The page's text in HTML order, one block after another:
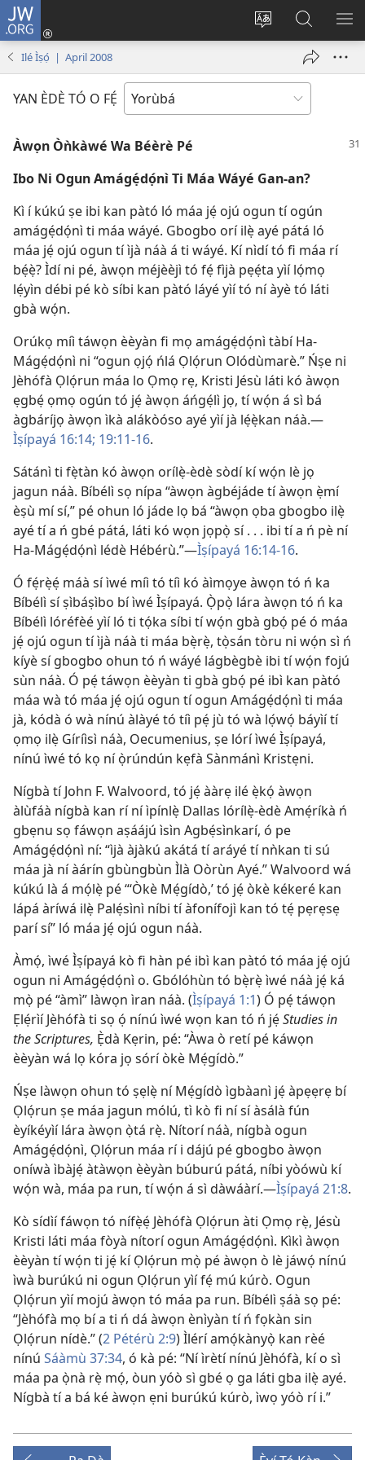
JW.ORG
Yí
pa
Wọlé
(opens
Wa
JW.ORG
Ilé Ìṣọ́ | April 2008
YAN ÈDÈ TÓ O FẸ́
Àwọn Òǹkàwé Wa Béèrè Pé
Ibo Ni Ogun Amágẹ́dọ́nì Ti Máa Wáyé Gan-an?
Kì í kúkú ṣe ibi kan pàtó ló máa jẹ́ ojú ogun tí ogún
amágẹ́dọ́nì ti máa wáyé. Gbogbo orí ilẹ̀ ayé pátá ló
máa jẹ́ ojú ogun tí ìjà náà á ti wáyé. Kí nìdí tó fi máa rí
bẹ́ẹ̀? Ìdí ni pé, àwọn méjèèjì tó fẹ́ fìjà pẹẹ́ta yìí lọ́mọ
lẹ́yìn débi pé kò síbi kan pàtó láyé yìí tó ní àyè tó láti
gbà wọ́n.
Orúkọ míì táwọn èèyàn fi mọ amágẹ́dọ́nì tàbí Ha-
Mágẹ́dọ́nì ni “ogun ọjọ́ ńlá Ọlọ́run Olódùmarè.” Ńṣe ni
Jèhófà Ọlọ́run máa lo Ọmọ rẹ, Kristi Jésù láti kó àwọn
ẹgbẹ́ ọmọ ogún tó jẹ́ àwọn áńgẹ́lì jọ, tí wọ́n á sì bá
àgbáríjọ àwọn ìkà alákòóso ayé yìí jà lẹ́ẹ̀kan náà.—
Ìṣípayá 16:14; 19:11-16.
Sátánì ti fẹ̀tàn kó àwọn orílẹ̀-èdè sòdí kí wọ́n lè jọ
jagun náà. Bíbélì sọ nípa “àwọn àgbéjáde tí àwọn ẹ̀mí
èṣù mí sí,” pé ohun ló jáde lọ bá “àwọn ọba gbogbo ilẹ̀
ayé tí a ń gbé pátá, láti kó wọn jọpọ̀ sí . . . ibi tí a ń pè ní
Ha-Mágẹ́dọ́nì lédè Hébérù.”—Ìṣípayá 16:14-16.
Ó fẹ́rẹ̀ẹ́ máà sí ìwé míì tó tíì kó àìmọye àwọn tó ń ka
Bíbélì sí ṣìbáṣìbo bí ìwé Ìṣípayá. Ọ̀pọ̀ lára àwọn tó ń ka
Bíbélì lóréfèé yìí ló ti tọ́ka síbi tí wọ́n gbà gbọ́ pé ó máa
jẹ́ ojú ogun tí ìjà náà ti máa bẹ̀rẹ̀, tọ̀sán tòru ni wọ́n sì ń
kíyè sí gbogbo ohun tó ń wáyé lágbègbè ibi tí wọ́n fojú
sùn náà. Ó pẹ́ táwọn èèyàn ti gbà gbọ́ pé ibì kan pàtó
máa wà tó máa jẹ́ ojú ogun tí ogun Amágẹ́dọ́nì ti máa
jà, kódà ó wà nínú àlàyé tó tíì pẹ́ jù tó wà lọ́wọ́ báyìí tí
ọmọ ilẹ̀ Gíríìsì náà, Oecumenius, ṣe lórí ìwé Ìṣípayá,
nínú ìwé tó kọ ní ọ̀rúndún kẹfà Sànmánì Kristẹni.
Nígbà tí John F. Walvoord, tó jẹ́ ààrẹ ilé ẹ̀kọ́ àwọn
àlùfáà nígbà kan rí ní ìpínlẹ̀ Dallas lórílẹ̀-èdè Amẹ́ríkà ń
gbẹnu sọ fáwọn aṣáájú ìsìn Agbẹ́sìnkarí, ó pe
Amágẹ́dọ́nì ní: “ìjà àjàkú akátá tí aráyé tí nǹkan ti sú
máa jà ní àárín gbùngbùn Ìlà Oòrùn Ayé.” Walvoord wá
kúkú là á mọ́lẹ̀ pé “‘Òkè Mẹ́gídò,’ tó jẹ́ òkè kékeré kan
lápá àríwá ilẹ̀ Palẹ́sìnì níbi tí àfonífojì kan tó tẹ́ pẹrẹsẹ
parí sí” ló máa jẹ́ ojú ogun náà.
Àmọ́, ìwé Ìṣípayá kò fi hàn pé ibì kan pàtó tó máa jẹ́ ojú
ogun ni Amágẹ́dọ́nì o. Gbólóhùn tó bẹ̀rẹ̀ ìwé náà jẹ́ ká
mọ̀ pé “àmì” làwọn ìran náà. (Ìṣípayá 1:1) Ó pẹ́ táwọn
Ẹlẹ́rìí Jèhófà ti sọ ọ́ nínú ìwé wọn kan tó ń jẹ́Studies in
the Scriptures, Ẹ̀dà Kẹrin, pé: “Àwa ò retí pé káwọn
èèyàn wá lọ kóra jọ sórí òkè Mẹ́gídò.”
Ńṣe làwọn ohun tó ṣẹlẹ̀ ní Mẹ́gídò ìgbàanì jẹ́ àpẹẹrẹ bí
Ọlọ́run ṣe máa jagun mólú, tì kò fi ní sí àsálà fún
èyíkéyìí lára àwọn ọ̀tá rẹ̀. Nítorí náà, nígbà ogun
Amágẹ́dọ́nì, Ọlọ́run máa rí i dájú pé gbogbo àwọn
oníwà ìbàjẹ́ àtàwọn èèyàn búburú pátá, níbi yòówù kí
wọ́n wà, máa pa run, tí wọ́n á sì dàwáàrí.—Ìṣípayá 21:8.
Kò sídìí fáwọn tó nífẹ̀ẹ́ Jèhófà Ọlọ́run àti Ọmọ rẹ̀, Jésù
Kristi láti máa fòyà nítorí ogun Amágẹ́dọ́nì. Kìkì àwọn
èèyàn tí wọ́n ti jẹ́ kí Ọlọ́run mọ̀ pé àwọn ò lè jáwọ́ nínú
ìwà burúkú ni ogun Ọlọ́run yìí fẹ́ mú kúrò. Ogun
Ọlọ́run yìí mojú àwọn tó máa pa run. Bíbélì ṣáà sọ pé:
“Jèhófà mọ bí a ti ń dá àwọn ènìyàn tí ń fọkàn sin
Ọlọ́run nídè.” (2 Pétérù 2:9) Ìlérí amọ́kànyọ̀ kan rèé
nínú Sáàmù 37:34, ó kà pé: “Ní ìrètí nínú Jèhófà, kí o sì
máa pa ọ̀nà rẹ̀ mọ́, òun yóò sì gbé ọ ga láti gba ilẹ̀ ayé.
Nígbà tí a bá ké àwọn ẹni burúkú kúrò, ìwọ yóò rí i.”